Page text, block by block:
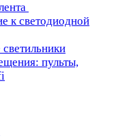
к светодиодной
пульты,